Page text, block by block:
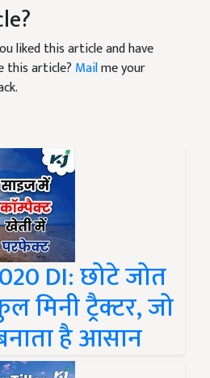
liked this article and have
this article? Mailme your
DI: छोटे जोत
मिनी ट्रैक्टर, जो
है आसान